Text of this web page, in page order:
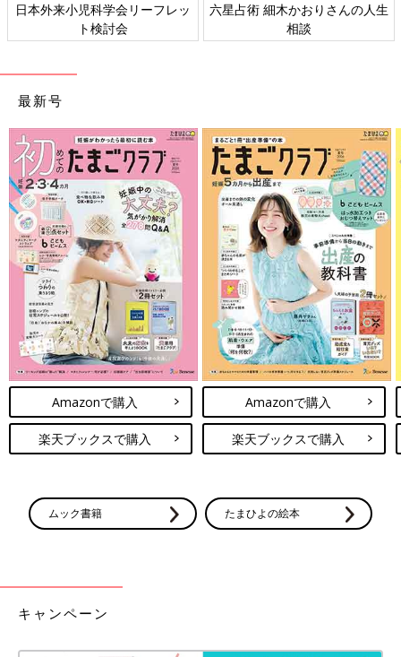
日本外来小児科学会リーフレッ
ト検討会
六星占術 細木かおりさんの人生
相談
最新号
Amazonで購入
楽天ブックスで購入
Amazonで購入
楽天ブックスで購入
ムック書籍 たまひよの絵本
キャンペーン